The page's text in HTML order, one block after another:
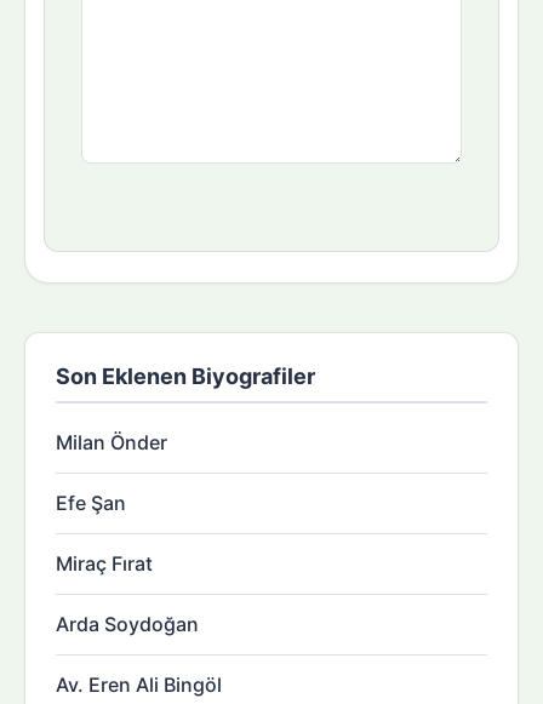
Son Eklenen Biyografiler
Milan Önder
Efe Şan
Miraç Fırat
Arda Soydoğan
Av. Eren Ali Bingöl